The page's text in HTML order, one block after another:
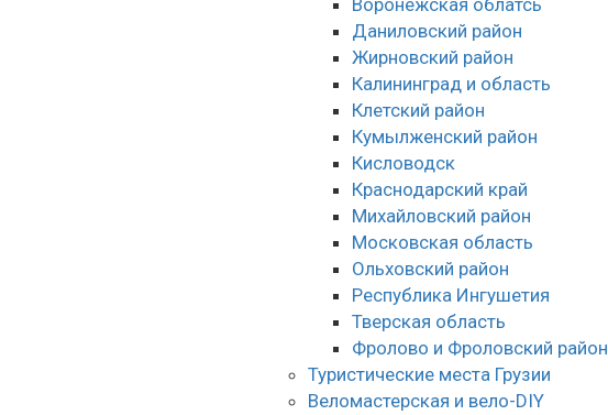
Воронежская облатсь
Даниловский район
Жирновский район
Калининград и область
Клетский район
Кумылженский район
Кисловодск
Краснодарский край
Михайловский район
Московская область
Ольховский район
Республика Ингушетия
Тверская область
Фролово и Фроловский район
Туристические места Грузии
Веломастерская и вело-DIY